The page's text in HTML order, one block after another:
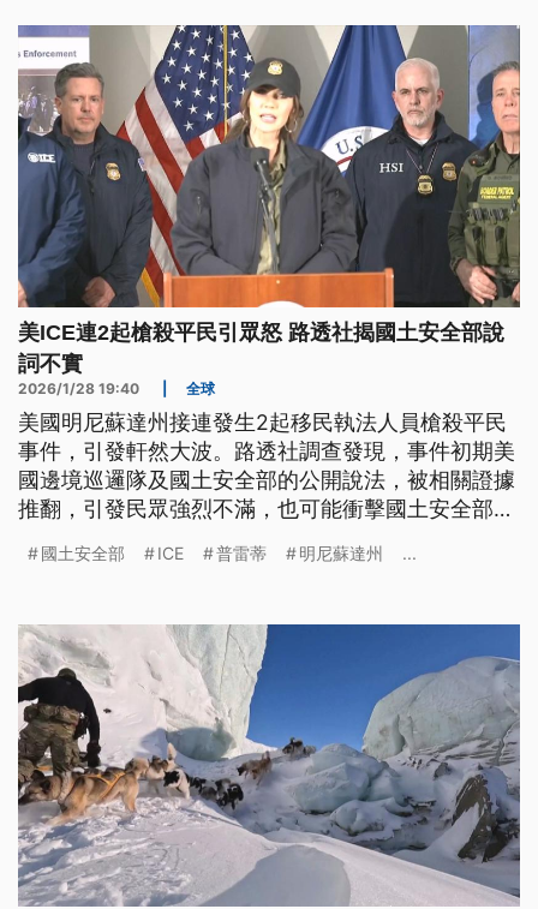
府的施政滿意度。一手主導這整個任務的，邊境巡邏
隊指揮官博維諾，他被拔官調職，國會的預算審查，
也遭民主黨陣營揚言杯葛。
美ICE連2起槍殺平民引眾怒 路透社揭國土安全部說
詞不實
2026/1/28 19:40 全球
美國明尼蘇達州接連發生2起移民執法人員槍殺平民
事件，引發軒然大波。路透社調查發現，事件初期美
國邊境巡邏隊及國土安全部的公開說法，被相關證據
推翻，引發民眾強烈不滿，也可能衝擊國土安全部的
ICE人員前往義大利米蘭參與冬季奧運維安，當地政
國土安全部 ICE 普雷蒂 明尼蘇達州 ...